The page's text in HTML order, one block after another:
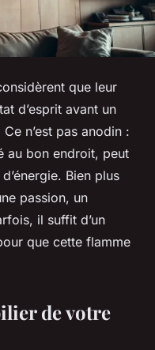
que leur
d’esprit avant un
n’est pas anodin :
au bon endroit, peut
Bien plus
passion, un
il suffit d’un
que cette flamme
de votre